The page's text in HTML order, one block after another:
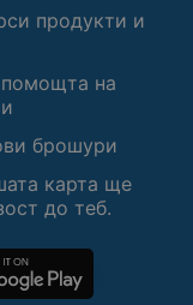
продукти и
на
брошури
карта ще
до теб.